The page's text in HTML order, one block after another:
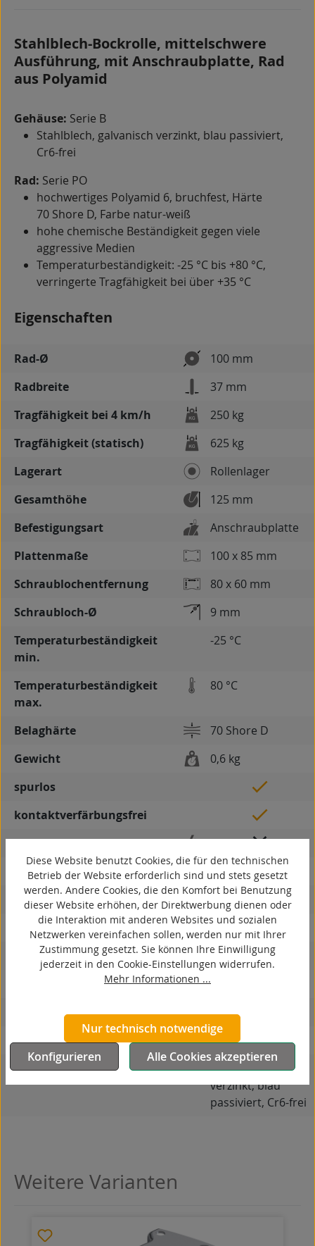
Stahlblech-Bockrolle, mittelschwere
Ausführung, mit Anschraubplatte, Rad
aus Polyamid
Gehäuse: Serie B
Stahlblech, galvanisch verzinkt, blau passiviert,
Cr6-frei
Rad: Serie PO
hochwertiges Polyamid 6, bruchfest, Härte
70 Shore D, Farbe natur-weiß
hohe chemische Beständigkeit gegen viele
aggressive Medien
Temperaturbeständigkeit: -25 °C bis +80 °C,
verringerte Tragfähigkeit bei über +35 °C
Eigenschaften
Rad-Ø
100 mm
Radbreite
37 mm
Tragfähigkeit bei 4 km/h
250 kg
Tragfähigkeit (statisch)
625 kg
Lagerart
Rollenlager
Gesamthöhe
125 mm
Befestigungsart
Anschraubplatte
Plattenmaße
100 x 85 mm
Schraublochentfernung
80 x 60 mm
Schraubloch-Ø
9 mm
Temperaturbeständigkeit
min.
-25 °C
Temperaturbeständigkeit
max.
80 °C
Belaghärte
70 Shore D
Gewicht
0,6 kg
spurlos
kontaktverfärbungsfrei
antistatisch
ESD
elektrisch leitfähig
korrosionsbeständig
hitzebeständig
autoklaventauglich
Produkttyp
Bockrolle
Material Gehäuse
Stahlblech
Oberfläche Gehäuse
galvanisch
verzinkt, blau
passiviert, Cr6-frei
Produktgalerie überspringen
Weitere Varianten
Diese Website benutzt Cookies, die für den technischen
Betrieb der Website erforderlich sind und stets gesetzt
werden. Andere Cookies, die den Komfort bei Benutzung
dieser Website erhöhen, der Direktwerbung dienen oder
die Interaktion mit anderen Websites und sozialen
Netzwerken vereinfachen sollen, werden nur mit Ihrer
Zustimmung gesetzt. Sie können Ihre Einwilligung
jederzeit in den Cookie-Einstellungen widerrufen.
Mehr Informationen ...
Nur technisch notwendige
Konfigurieren
Alle Cookies akzeptieren